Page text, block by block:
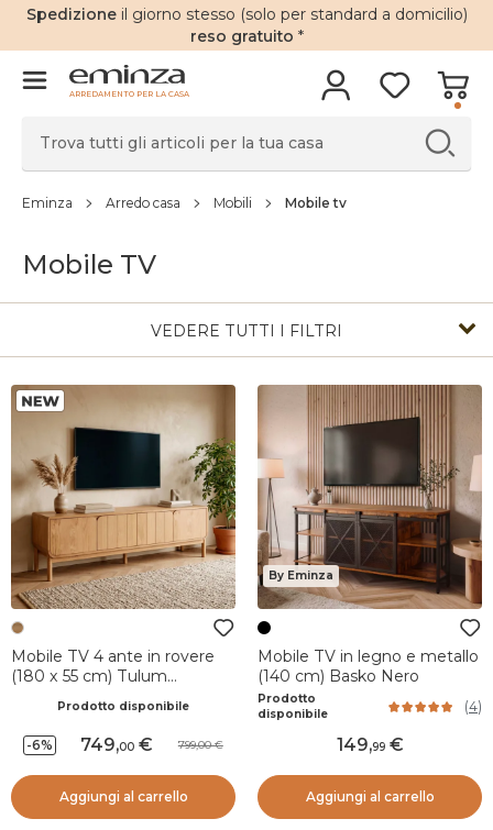
Spedizione il giorno stesso (solo per standard a domicilio)
reso gratuito *
ARREDAMENTO PER LA CASA
Eminza Arredo casa Mobili Mobile tv
Mobile TV
VEDERE TUTTI I FILTRI
Mobile TV 4 ante in rovere
(180 x 55 cm) Tulum
Prodotto disponibile
-6% 749,00 799,00
Aggiungi al carrello
By Eminza
Mobile TV in legno e metallo
(140 cm) Basko Nero
Prodotto
disponibile
(4)
149,99
Aggiungi al carrello